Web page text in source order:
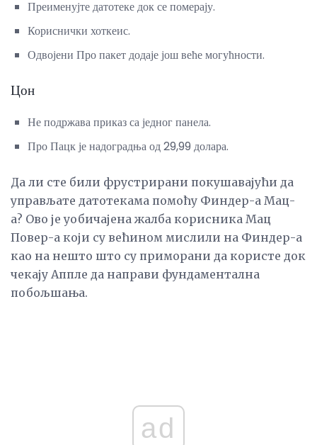
Преименујте датотеке док се померају.
Кориснички хоткеис.
Одвојени Про пакет додаје још веће могућности.
Цон
Не подржава приказ са једног панела.
Про Пацк је надоградња од 29,99 долара.
Да ли сте били фрустрирани покушавајући да
управљате датотекама помоћу Финдер-а Мац-
а? Ово је уобичајена жалба корисника Мац
Повер-а који су већином мислили на Финдер-а
као на нешто што су приморани да користе док
чекају Аппле да направи фундаментална
побољшања.
ad